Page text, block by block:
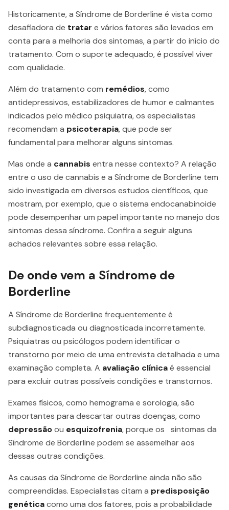
Historicamente, a Síndrome de Borderline é vista como
desafiadora de tratar e vários fatores são levados em
conta para a melhoria dos sintomas, a partir do início do
tratamento. Com o suporte adequado, é possível viver
com qualidade.
Além do tratamento com remédios, como
antidepressivos, estabilizadores de humor e calmantes
indicados pelo médico psiquiatra, os especialistas
recomendam a psicoterapia, que pode ser
fundamental para melhorar alguns sintomas.
Mas onde a cannabis entra nesse contexto? A relação
entre o uso de cannabis e a Síndrome de Borderline tem
sido investigada em diversos estudos científicos, que
mostram, por exemplo, que o sistema endocanabinoide
pode desempenhar um papel importante no manejo dos
sintomas dessa síndrome. Confira a seguir alguns
achados relevantes sobre essa relação.
De onde vem a Síndrome de
Borderline
A Síndrome de Borderline frequentemente é
subdiagnosticada ou diagnosticada incorretamente.
Psiquiatras ou psicólogos podem identificar o
transtorno por meio de uma entrevista detalhada e uma
examinação completa. A avaliação clínicaé essencial
para excluir outras possíveis condições e transtornos.
Exames físicos, como hemograma e sorologia, são
importantes para descartar outras doenças, como
depressãoou esquizofrenia, porque os sintomas da
Síndrome de Borderline podem se assemelhar aos
dessas outras condições.
As causas da Síndrome de Borderline ainda não são
compreendidas. Especialistas citam a predisposição
genéticacomo uma dos fatores, pois a probabilidade